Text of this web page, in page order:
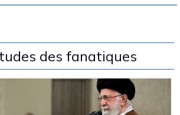
des fanatiques